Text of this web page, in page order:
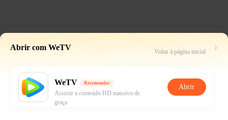
Abrir com WeTV Voltar à página inicial
WeTV Recomendar
Assistir a conteúdo HD massivo de
graça
Abrir